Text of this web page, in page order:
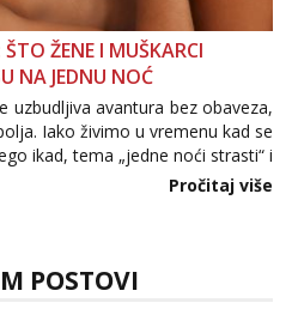
ŽENE I MUŠKARCI
NA JEDNU NOĆ
uzbudljiva avantura bez obaveza,
Iako živimo u vremenu kad se
ikad, tema „jedne noći strasti“ i
Što zapravo misle žene, a što
Pročitaj više
POSTOVI